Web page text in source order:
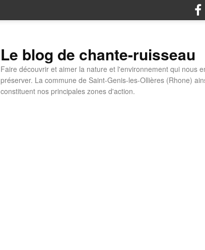
Le blog de chante-ruisseau
Faire découvrir et aimer la nature et l'environnement qui nous
préserver. La commune de Saint-Genis-les-Ollières (Rhone)
constituent nos principales zones d'action.